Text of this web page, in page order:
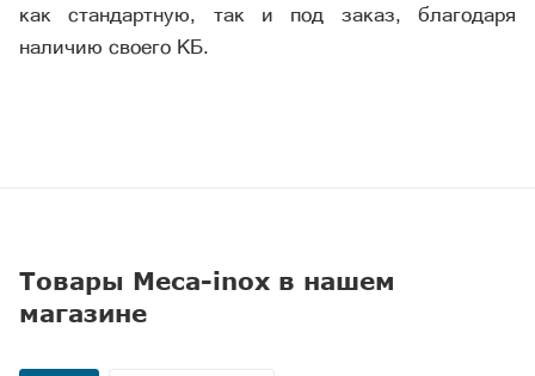
как стандартную, так и под заказ, благодаря
наличию своего КБ.
Товары Meca-inox в нашем
магазине